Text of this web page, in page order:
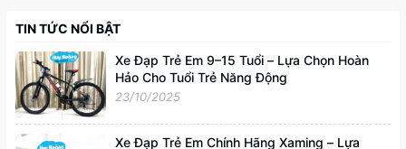
TIN TỨC NỔI BẬT
Xe Đạp Trẻ Em 9–15 Tuổi – Lựa Chọn Hoàn
Hảo Cho Tuổi Trẻ Năng Động
23/10/2025
Xe Đạp Trẻ Em Chính Hãng Xaming – Lựa